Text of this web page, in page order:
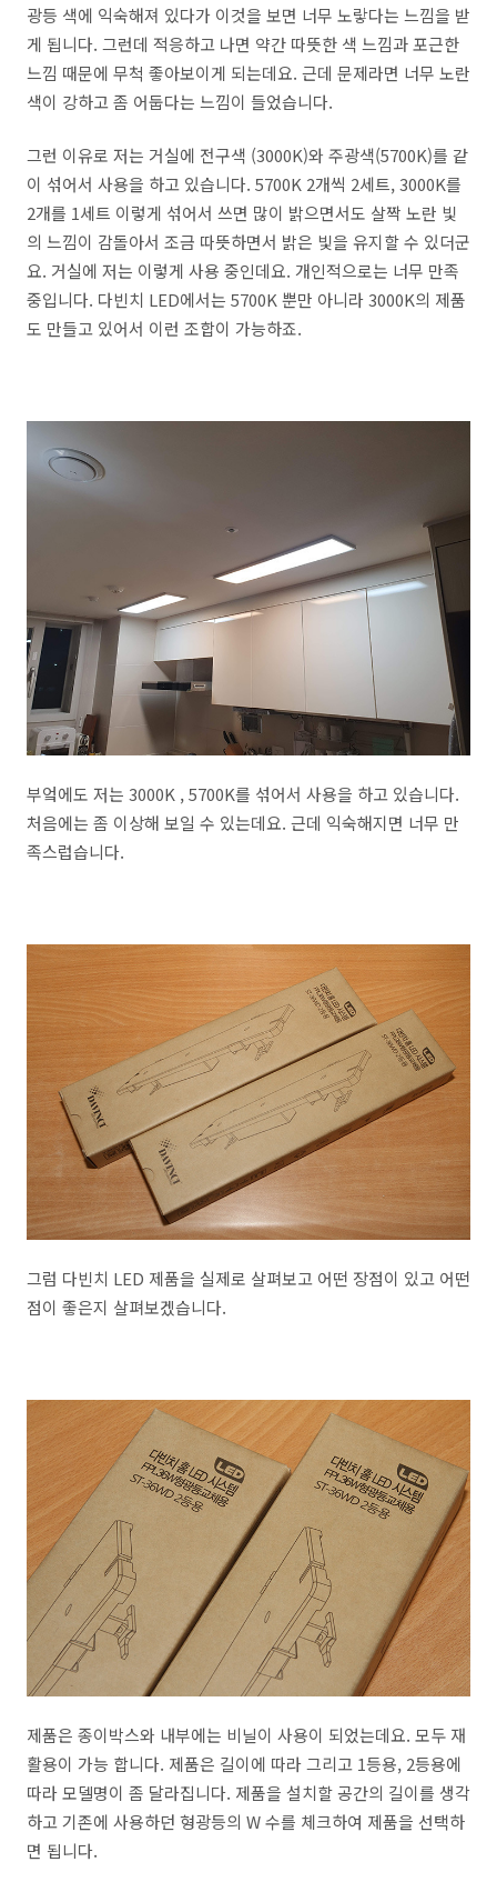
광등 색에 익숙해져 있다가 이것을 보면 너무 노랗다는 느낌을 받
게 됩니다. 그런데 적응하고 나면 약간 따뜻한 색 느낌과 포근한
느낌 때문에 무척 좋아보이게 되는데요. 근데 문제라면 너무 노란
색이 강하고 좀 어둡다는 느낌이 들었습니다.
그런 이유로 저는 거실에 전구색 (3000K)와 주광색(5700K)를 같
이 섞어서 사용을 하고 있습니다. 5700K 2개씩 2세트, 3000K를
2개를 1세트 이렇게 섞어서 쓰면 많이 밝으면서도 살짝 노란 빛
의 느낌이 감돌아서 조금 따뜻하면서 밝은 빛을 유지할 수 있더군
요. 거실에 저는 이렇게 사용 중인데요. 개인적으로는 너무 만족
중입니다. 다빈치 LED에서는 5700K 뿐만 아니라 3000K의 제품
도 만들고 있어서 이런 조합이 가능하죠.
부엌에도 저는 3000K , 5700K를 섞어서 사용을 하고 있습니다.
처음에는 좀 이상해 보일 수 있는데요. 근데 익숙해지면 너무 만
족스럽습니다.
그럼 다빈치 LED 제품을 실제로 살펴보고 어떤 장점이 있고 어떤
점이 좋은지 살펴보겠습니다.
제품은 종이박스와 내부에는 비닐이 사용이 되었는데요. 모두 재
활용이 가능 합니다. 제품은 길이에 따라 그리고 1등용, 2등용에
따라 모델명이 좀 달라집니다. 제품을 설치할 공간의 길이를 생각
하고 기존에 사용하던 형광등의 W 수를 체크하여 제품을 선택하
면 됩니다.